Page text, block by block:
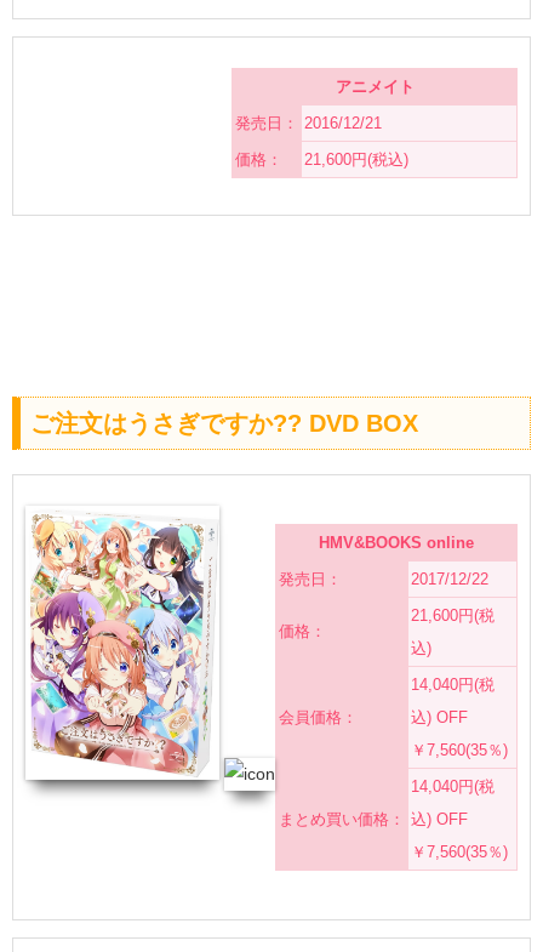
アニメイト
発売日：
2016/12/21
価格：
21,600円(税込)
ご注文はうさぎですか?? DVD BOX
HMV&BOOKS online
発売日：
2017/12/22
価格：
21,600円(税
込)
会員価格：
14,040円(税
込) OFF
￥7,560(35％)
まとめ買い価格：
14,040円(税
込) OFF
￥7,560(35％)